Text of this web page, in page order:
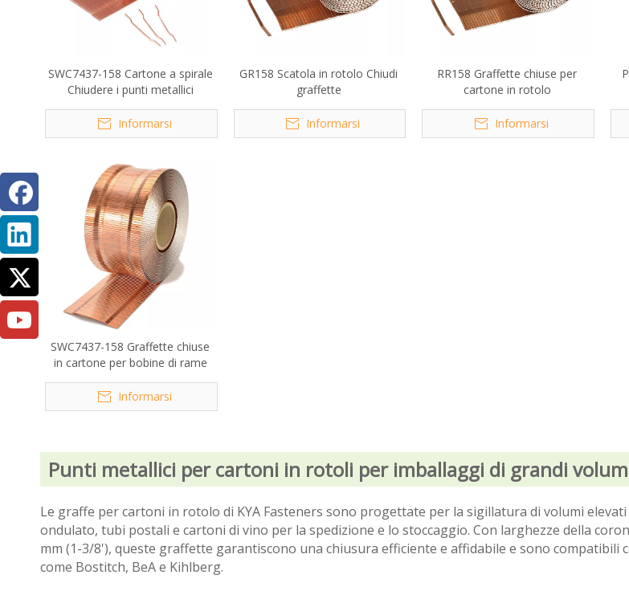
SWC7437-158 Cartone a spirale
Chiudere i punti metallici
Informarsi
GR158 Scatola in rotolo Chiudi
graffette
Informarsi
RR158 Graffette chiuse per
cartone in rotolo
Informarsi
SWC7437-158 Graffette chiuse
in cartone per bobine di rame
Informarsi
Punti metallici per cartoni in rotoli per imballaggi di grandi
Le graffe per cartoni in rotolo di KYA Fasteners sono progettate per la sigillatura di volumi
ondulato, tubi postali e cartoni di vino per la spedizione e lo stoccaggio. Con larghezze della
mm (1-3/8'), queste graffette garantiscono una chiusura efficiente e affidabile e sono compatibili
come Bostitch, BeA e Kihlberg.